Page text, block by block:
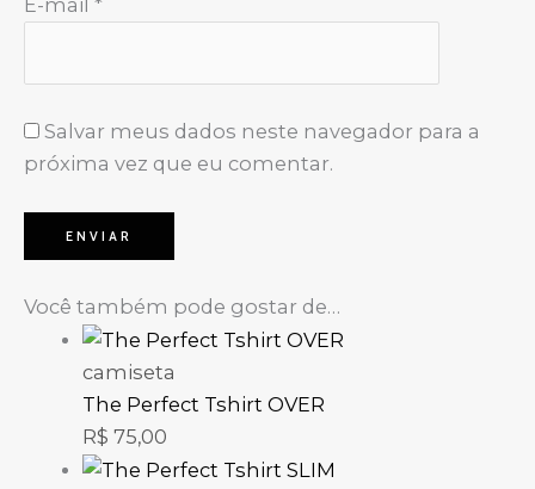
Salvar meus dados neste navegador para a
próxima vez que eu comentar.
Você também pode gostar de…
camiseta
The Perfect Tshirt OVER
R$ 75,00